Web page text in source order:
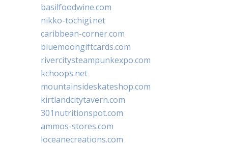
basilfoodwine.com
nikko-tochigi.net
caribbean-corner.com
bluemoongiftcards.com
rivercitysteampunkexpo.com
kchoops.net
mountainsideskateshop.com
kirtlandcitytavern.com
301nutritionspot.com
ammos-stores.com
loceanecreations.com